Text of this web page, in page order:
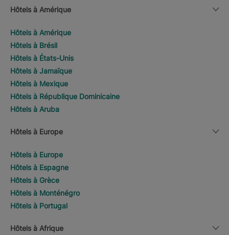
Hôtels à Amérique
Hôtels à Amérique
Hôtels à Brésil
Hôtels à États-Unis
Hôtels à Jamaïque
Hôtels à Mexique
Hôtels à République Dominicaine
Hôtels à Aruba
Hôtels à Europe
Hôtels à Europe
Hôtels à Espagne
Hôtels à Grèce
Hôtels à Monténégro
Hôtels à Portugal
Hôtels à Afrique